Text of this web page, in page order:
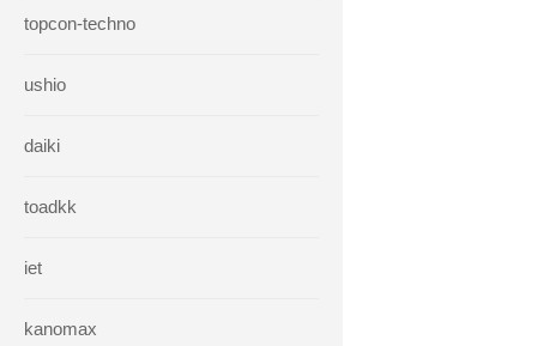
topcon-techno
ushio
daiki
toadkk
iet
kanomax